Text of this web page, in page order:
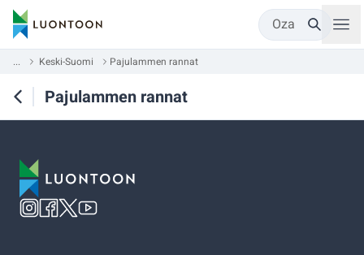
Oza
... Keski-Suomi Pajulammen rannat
Pajulammen rannat